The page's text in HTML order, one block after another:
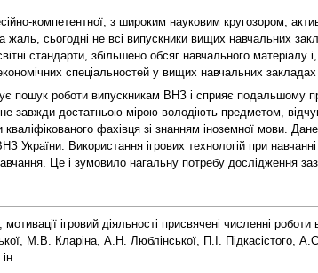
компетентної, з широким науковим кругозором,
жаль, сьогодні не всі випускники вищих навчальних
стандарти, збільшено обсяг навчального
спеціальностей у вищих навчальних закладах
пошук роботи випускникам ВНЗ і сприяє подальшому
завжди достатньою мірою володіють предметом,
фахівця зі знанням іноземної мови.
Використання ігрових технологій при
Це і зумовило нагальну потребу дослідження
ігровий діяльності присвячені численні
М.В. Кларіна, А.Н. Люблінської, П.І. Підкасістого,